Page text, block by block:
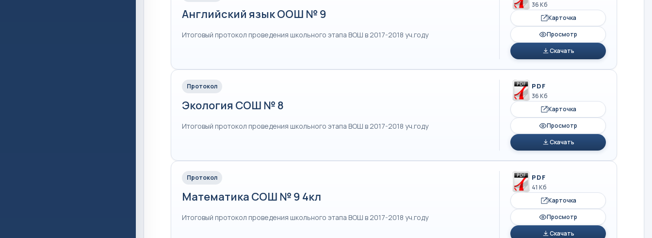
Английский язык ООШ № 9
Итоговый протокол проведения школьного этапа ВОШ в 2017-2018 уч.году
36 Кб
Карточка
Просмотр
Скачать
Протокол
Экология СОШ № 8
Итоговый протокол проведения школьного этапа ВОШ в 2017-2018 уч.году
PDF
36 Кб
Карточка
Просмотр
Скачать
Протокол
Математика СОШ № 9 4кл
Итоговый протокол проведения школьного этапа ВОШ в 2017-2018 уч.году
PDF
41 Кб
Карточка
Просмотр
Скачать